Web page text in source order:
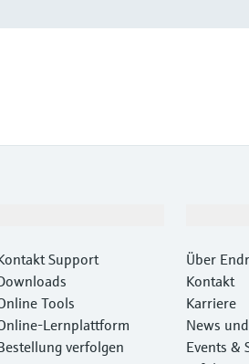
Support
Tools
Lernplattform
verfolgen
Über
Kontakt
Karriere
News
Events &